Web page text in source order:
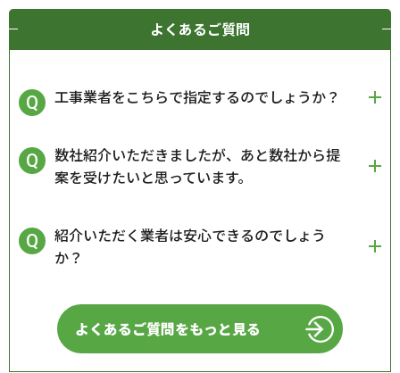
よくあるご質問
工事業者をこちらで指定するのでしょうか？
数社紹介いただきましたが、あと数社から提
案を受けたいと思っています。
紹介いただく業者は安心できるのでしょう
か？
よくあるご質問をもっと見る